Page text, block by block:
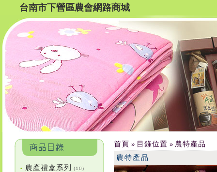
台南市下營區農會網路商城
• 農產禮盒系列 (10)
首頁 » 目錄位置 » 農特產品
農特產品